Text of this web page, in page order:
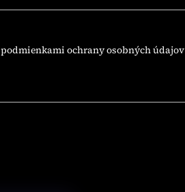
podmienkami ochrany osobných údajov